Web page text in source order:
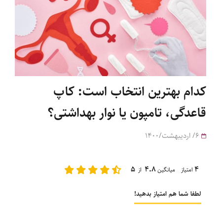
کدام بهترین انتخاب است: کاپ
قاعدگی، تامپون یا نوار بهداشتی؟
4 امتیاز میانگین4.8 از 5
لطفا شما هم امتیاز بدهید!